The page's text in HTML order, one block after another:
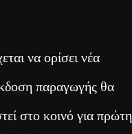
να ορίσει νέα
παραγωγής θα
στο κοινό για πρώτη